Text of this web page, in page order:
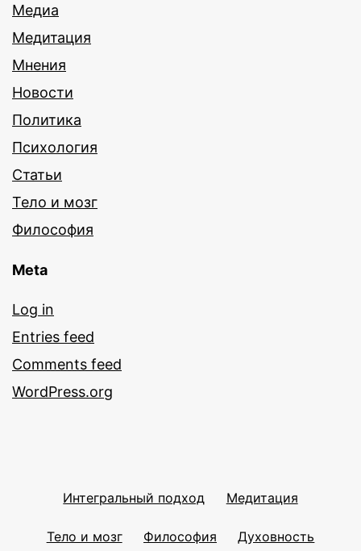
Медиа
Медитация
Мнения
Новости
Политика
Психология
Статьи
Тело и мозг
Философия
Meta
Log in
Entries feed
Comments feed
WordPress.org
Интегральный подход Медитация
Тело и мозг Философия Духовность